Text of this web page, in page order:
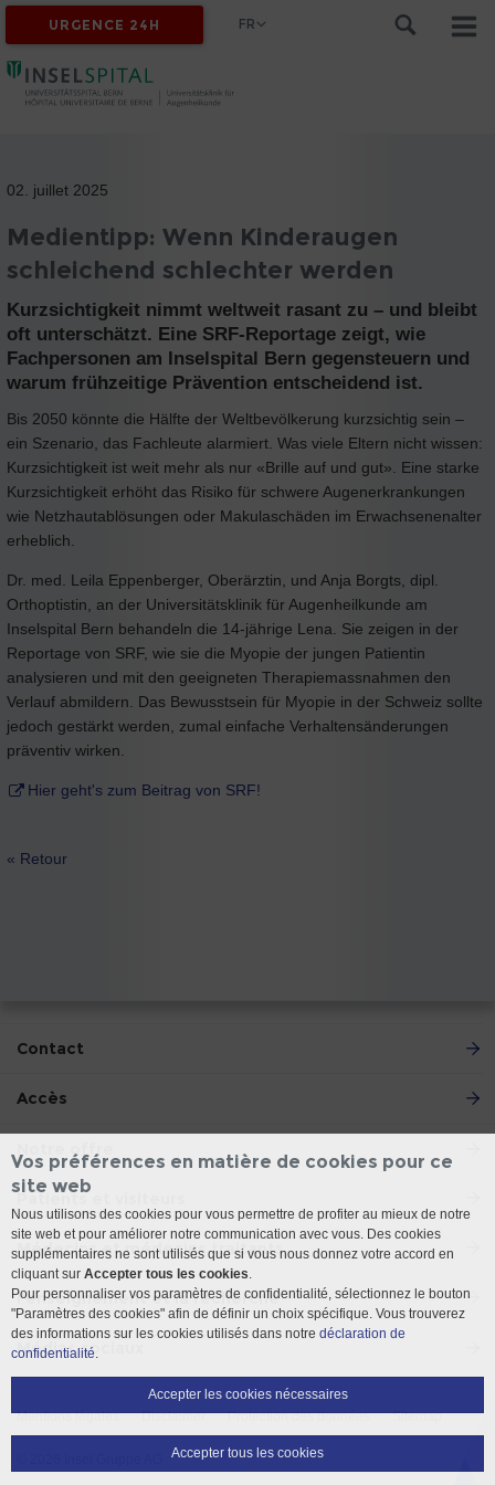
URGENCE 24H FR
02. juillet 2025
Medientipp: Wenn Kinderaugen
schleichend schlechter werden
Kurzsichtigkeit nimmt weltweit rasant zu – und bleibt
oft unterschätzt. Eine SRF-Reportage zeigt, wie
Fachpersonen am Inselspital Bern gegensteuern und
warum frühzeitige Prävention entscheidend ist.
Bis 2050 könnte die Hälfte der Weltbevölkerung kurzsichtig sein –
ein Szenario, das Fachleute alarmiert. Was viele Eltern nicht wissen:
Kurzsichtigkeit ist weit mehr als nur «Brille auf und gut». Eine starke
Kurzsichtigkeit erhöht das Risiko für schwere Augenerkrankungen
wie Netzhautablösungen oder Makulaschäden im Erwachsenenalter
erheblich.
Dr. med. Leila Eppenberger, Oberärztin, und Anja Borgts, dipl.
Orthoptistin, an der Universitätsklinik für Augenheilkunde am
Inselspital Bern behandeln die 14-jährige Lena. Sie zeigen in der
Reportage von SRF, wie sie die Myopie der jungen Patientin
analysieren und mit den geeigneten Therapiemassnahmen den
Verlauf abmildern. Das Bewusstsein für Myopie in der Schweiz sollte
jedoch gestärkt werden, zumal einfache Verhaltensänderungen
präventiv wirken.
Hier geht's zum Beitrag von SRF!
« Retour
Contact
Accès
Notre offre
Patients et visiteurs
Médecins et médecins traitants
l'enseignement et la recherche
Médias sociaux
Mentions légales Disclaimer Protection des données Sitemap
Vos préférences en matière de cookies pour ce
site web
Nous utilisons des cookies pour vous permettre de profiter au mieux de notre
site web et pour améliorer notre communication avec vous. Des cookies
supplémentaires ne sont utilisés que si vous nous donnez votre accord en
cliquant sur Accepter tous les cookies.
Pour personnaliser vos paramètres de confidentialité, sélectionnez le bouton
"Paramètres des cookies" afin de définir un choix spécifique. Vous trouverez
des informations sur les cookies utilisés dans notre déclaration de
confidentialité.
Accepter les cookies nécessaires
Accepter tous les cookies